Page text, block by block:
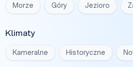
Morze Góry Jezioro
Klimaty
Kameralne Historyczne